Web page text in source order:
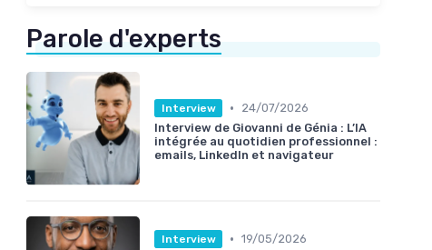
Parole d'experts
Interview •
24/07/2026
Interview de Giovanni de Génia : L’IA
intégrée au quotidien professionnel :
emails, LinkedIn et navigateur
Interview • 19/05/2026